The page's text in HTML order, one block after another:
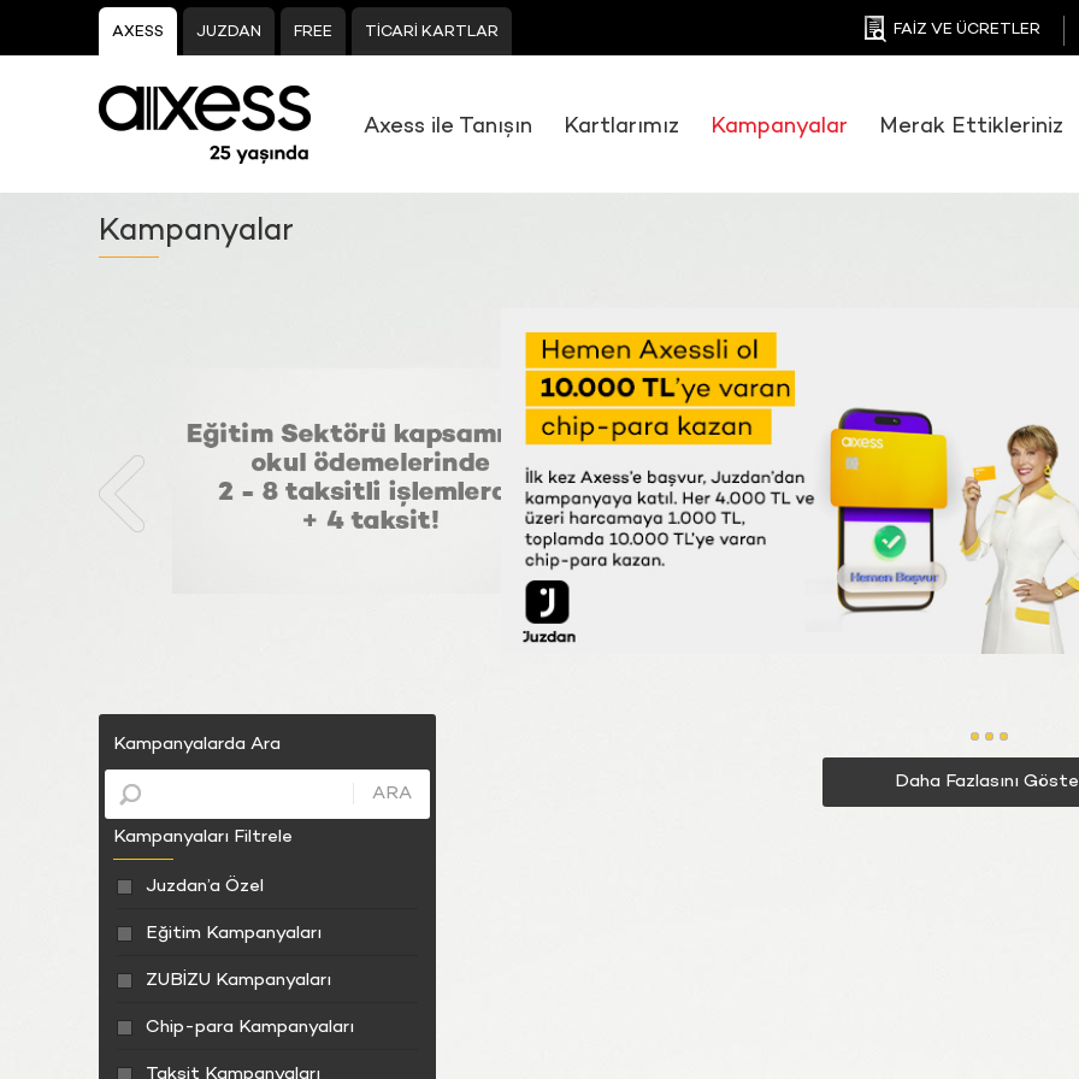
AXESS JUZDAN FREE TİCARİ KARTLAR FAİZ VE ÜCRETLER
Axess ile Tanışın Kartlarımız Kampanyalar Merak Ettikleriniz
Kampanyalar
Kampanyalarda Ara
ARA
Kampanyaları Filtrele
Juzdan’a Özel
Eğitim Kampanyaları
ZUBİZU Kampanyaları
Chip-para Kampanyaları
Taksit Kampanyaları
Daha Fazlasını